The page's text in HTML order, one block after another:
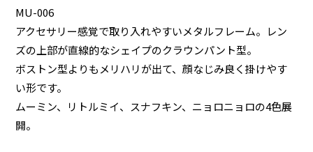
MU-006
アクセサリー感覚で取り入れやすいメタルフレーム。レン
ズの上部が直線的なシェイプのクラウンパント型。
ボストン型よりもメリハリが出て、顔なじみ良く掛けやす
い形です。
ムーミン、リトルミイ、スナフキン、ニョロニョロの4色展
開。